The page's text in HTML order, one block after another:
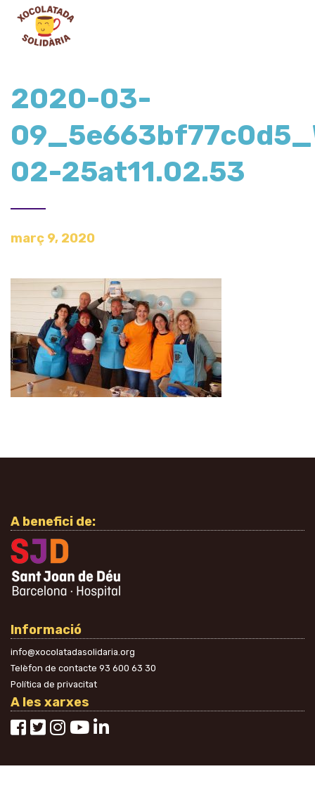
2020-03-
02-25at11.02.53
març 9, 2020
A benefici de:
Informació
info@xocolatadasolidaria.org
Telèfon de contacte 93 600 63 30
Política de privacitat
A les xarxes